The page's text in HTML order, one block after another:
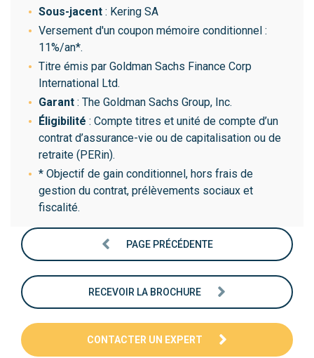
Sous-jacent : Kering SA
Versement d'un coupon mémoire conditionnel :
11%/an*.
Titre émis par Goldman Sachs Finance Corp
International Ltd.
Garant : The Goldman Sachs Group, Inc.
Éligibilité : Compte titres et unité de compte d’un
contrat d’assurance-vie ou de capitalisation ou de
retraite (PERin).
* Objectif de gain conditionnel, hors frais de
gestion du contrat, prélèvements sociaux et
fiscalité.
PAGE PRÉCÉDENTE
RECEVOIR LA BROCHURE
CONTACTER UN EXPERT